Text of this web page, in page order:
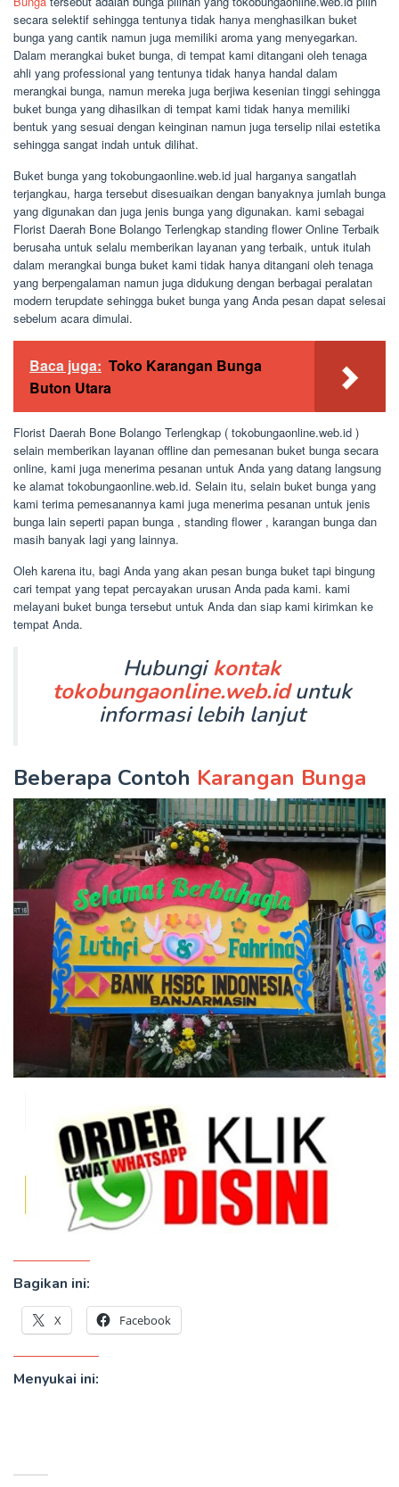
secara selektif sehingga tentunya tidak hanya menghasilkan buket
bunga yang cantik namun juga memiliki aroma yang menyegarkan.
Dalam merangkai buket bunga, di tempat kami ditangani oleh tenaga
ahli yang professional yang tentunya tidak hanya handal dalam
merangkai bunga, namun mereka juga berjiwa kesenian tinggi sehingga
buket bunga yang dihasilkan di tempat kami tidak hanya memiliki
bentuk yang sesuai dengan keinginan namun juga terselip nilai estetika
sehingga sangat indah untuk dilihat.
Buket bunga yang tokobungaonline.web.id jual harganya sangatlah
terjangkau, harga tersebut disesuaikan dengan banyaknya jumlah bunga
yang digunakan dan juga jenis bunga yang digunakan. kami sebagai
Florist Daerah Bone Bolango Terlengkap standing flower Online Terbaik
berusaha untuk selalu memberikan layanan yang terbaik, untuk itulah
dalam merangkai bunga buket kami tidak hanya ditangani oleh tenaga
yang berpengalaman namun juga didukung dengan berbagai peralatan
modern terupdate sehingga buket bunga yang Anda pesan dapat selesai
sebelum acara dimulai.
Baca juga: Toko Karangan Bunga
Buton Utara
Florist Daerah Bone Bolango Terlengkap ( tokobungaonline.web.id )
selain memberikan layanan offline dan pemesanan buket bunga secara
online, kami juga menerima pesanan untuk Anda yang datang langsung
ke alamat tokobungaonline.web.id. Selain itu, selain buket bunga yang
kami terima pemesanannya kami juga menerima pesanan untuk jenis
bunga lain seperti papan bunga , standing flower , karangan bunga dan
masih banyak lagi yang lainnya.
Oleh karena itu, bagi Anda yang akan pesan bunga buket tapi bingung
cari tempat yang tepat percayakan urusan Anda pada kami. kami
melayani buket bunga tersebut untuk Anda dan siap kami kirimkan ke
tempat Anda.
Hubungi kontak
tokobungaonline.web.iduntuk
informasi lebih lanjut
Beberapa Contoh Karangan Bunga
Bagikan ini:
X Facebook
Menyukai ini: